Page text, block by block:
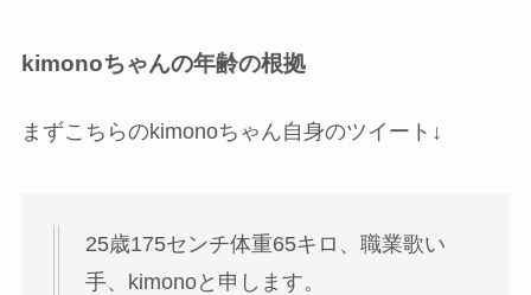
kimonoちゃんの年齢の根拠
まずこちらのkimonoちゃん自身のツイート↓
25歳175センチ体重65キロ、職業歌い
手、kimonoと申します。